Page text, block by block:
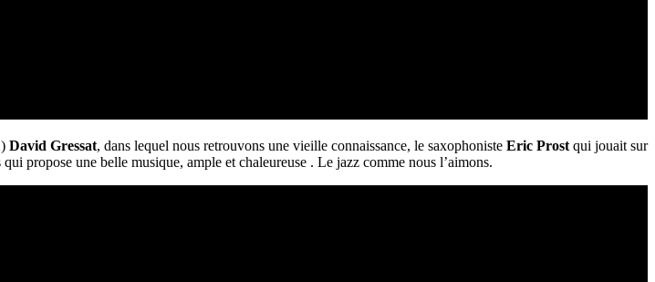
David Gressat, dans lequel nous retrouvons une vieille connaissance, le saxophoniste Eric Prost qui jouait sur
propose une belle musique, ample et chaleureuse . Le jazz comme nous l’aimons.